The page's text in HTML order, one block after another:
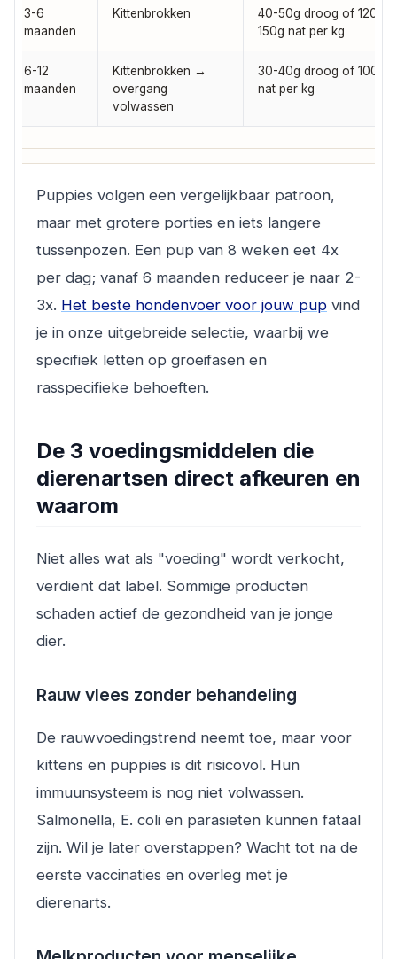
3-6
maanden
Kittenbrokken
40-50g droog of 120-
150g nat per kg
6-12
maanden
Kittenbrokken →
overgang
volwassen
30-40g droog of 100g
nat per kg
Puppies volgen een vergelijkbaar patroon,
maar met grotere porties en iets langere
tussenpozen. Een pup van 8 weken eet 4x
per dag; vanaf 6 maanden reduceer je naar 2-
3x. Het beste hondenvoer voor jouw pup vind
je in onze uitgebreide selectie, waarbij we
specifiek letten op groeifasen en
rasspecifieke behoeften.
De 3 voedingsmiddelen die
dierenartsen direct afkeuren en
waarom
Niet alles wat als "voeding" wordt verkocht,
verdient dat label. Sommige producten
schaden actief de gezondheid van je jonge
dier.
Rauw vlees zonder behandeling
De rauwvoedingstrend neemt toe, maar voor
kittens en puppies is dit risicovol. Hun
immuunsysteem is nog niet volwassen.
Salmonella, E. coli en parasieten kunnen fataal
zijn. Wil je later overstappen? Wacht tot na de
eerste vaccinaties en overleg met je
dierenarts.